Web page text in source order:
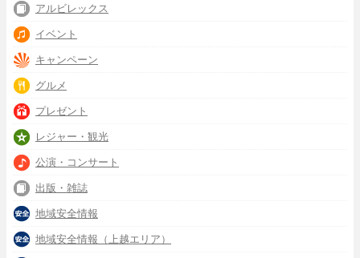
アルビレックス
イベント
キャンペーン
グルメ
プレゼント
レジャー・観光
公演・コンサート
出版・雑誌
地域安全情報
地域安全情報（上越エリア）